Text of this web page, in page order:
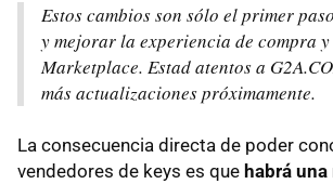
Estos cambios son sólo el primer
y mejorar la experiencia de compra y
Marketplace. Estad atentos a
más actualizaciones próximamente.
La consecuencia directa de poder
vendedores de keys es que habrá una